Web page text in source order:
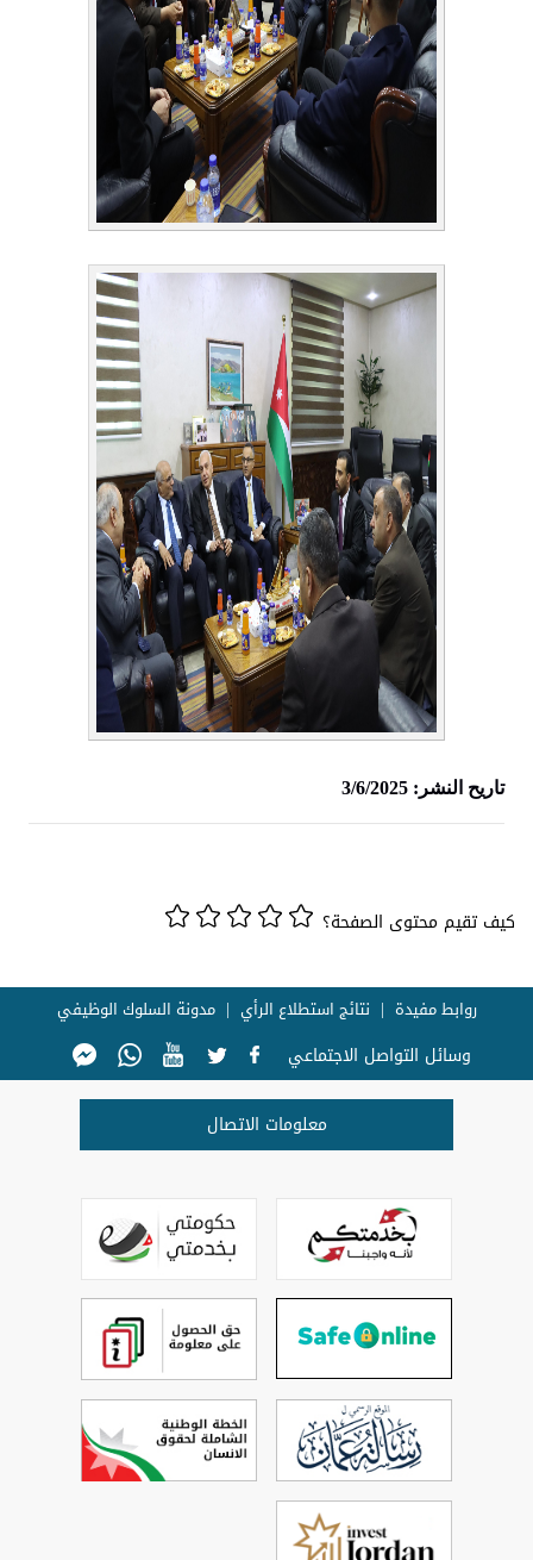
تاريح النشر: 3/6/2025
كيف تقيم محتوى الصفحة؟
روابط مفيدة نتائج استطلاع الرأي مدونة السلوك الوظيفي
وسائل التواصل الاجتماعي
معلومات الاتصال